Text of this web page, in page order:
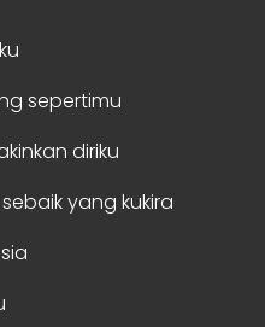
sepertimu
diriku
yang kukira